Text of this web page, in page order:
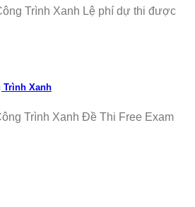
Trình Xanh Lệ phí dự thi được
Trình Xanh
Trình Xanh Đề Thi Free Exam